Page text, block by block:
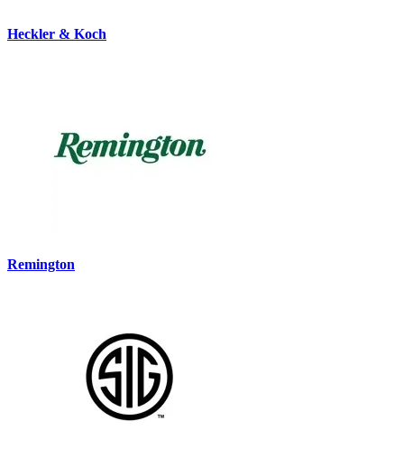
Heckler & Koch
Remington